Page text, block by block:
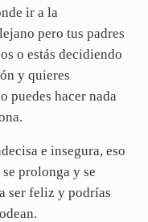
ir a la
pero tus padres
o estás decidiendo
y quieres
puedes hacer nada
e insegura, eso
prolonga y se
ser feliz y podrías